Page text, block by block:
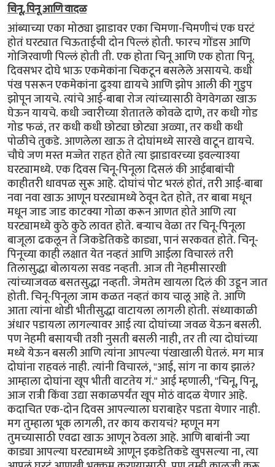
चिनू, पिनू आणि वादळ
आंब्याच्या एका मोठ्या झाडावर एका चिमणा-चिमणीचं एक घरटं
होतं घरट्यात चिऊताईची दोन पिल्लं होती. फारच गोंडस आणि
गोजिरवाणी पिल्लं होती ती. एक होता चिनू आणि एक होता पिनू.
दिवसभर दोघे भाऊ एकमेकांना चिकटून बसलेले असायचे. कधी
पंख पसरून एकमेकांना ढुश्या द्यायचे आणि झोप आली की गुडुप
झोपून जायचे. त्यांचे आई-बाबा रोज त्यांच्यासाठी वेगवेगळा खाऊ
घेऊन यायचे. कधी ज्वारीच्या शेतातले कोवळे दाणे, तर कधी गोड
गोड फळं, तर कधी कधी छोट्या छोट्या अळ्या, तर कधी कधी
पोळीचे तुकडे. आणलेला खाऊ ते दोघांमध्ये सारखे वाटून द्यायचे.
चौघे जण मस्त मज्जेत राहत होते त्या झाडावरच्या इवल्याश्या
घरट्यामध्ये. एक दिवस चिनू-पिनूला दिसलं की आईबाबांची
काहीतरी धावपळ सुरू आहे. दोघांचं पोट भरलं होतं, तरी आई-बाबा
नवा नवा खाऊ आणून घरट्यामध्ये ठेवून देत होते, तर बाबा मधून
मधून जाड जाड काटक्या गोळा करून आणत होते आणि त्या
घरट्यामध्ये कुठे कुठे लावत होते. बर्‍याच वेळा तर चिनू-पिनूला
बाजूला ढकलून ते जिकडेतिकडे काड्या, पानं सरकवत होते. चिनू-
पिनूच्या काही लक्षात येत नव्हतं आणि आईला विचारलं तरी
तिलासुद्धा बोलायला सवड नव्हती. आज ती नेहमीसारखी
त्यांच्याजवळ बसतसुद्धा नव्हती. जेमतेम खायला दिलं की उडून जात
होती. चिनू-पिनूला जाम कळत नव्हतं काय चालू आहे ते. आणि
आता त्यांना थोडी भीतीसुद्धा वाटायला लागली होती. संध्याकाळी
अंधार पडायला लागल्यावर आई त्या दोघांच्या जवळ येऊन बसली.
पण नेहमी बसायची तशी नुसती बसली नाही, तर ती त्या दोघांच्या
मध्ये येऊन बसली आणि त्यांना आपल्या पंखाखाली घेतलं. मग मात्र
दोघांना राहवलं नाही. त्यांनी विचारलं, "आई, सांग ना काय झालं?
आम्हाला दोघांना खूप भीती वाटतेय गं." आई म्हणाली, "चिनू, पिनू,
आज रात्री किंवा उद्या सकाळपर्यंत खूप मोठं वादळ येणार आहे.
कदाचित एक-दोन दिवस आपल्याला घराबाहेर पडता येणार नाही.
मग तुम्हाला भूक लागली, तर काय करायचं? म्हणून मग
तुमच्यासाठी एवढा खाऊ आणून ठेवला आहे. आणि बाबांनी ज्या
काड्या आपल्या घरट्यामध्ये आणून इकडेतिकडे खुपसल्या ना, त्या